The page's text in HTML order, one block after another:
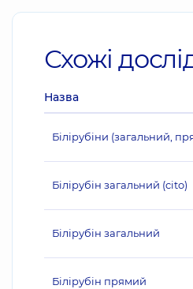
Схожі
Назва
Білірубіни (загальний,
Білірубін загальний (cito)
Білірубін загальний
Білірубін прямий